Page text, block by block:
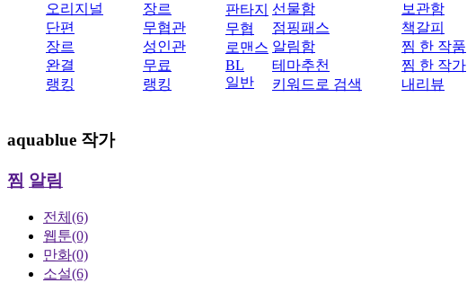
오리지널
단편
장르
완결
랭킹
장르
무협관
성인관
무료
랭킹
판타지
무협
로맨스
BL
일반
선물함
점핑패스
알림함
테마추천
키워드로 검색
보관함
책갈피
찜 한 작품
찜 한 작가
내리뷰
aquablue 작가
찜 알림
전체 (6)
웹툰(0)
만화(0)
소설(6)